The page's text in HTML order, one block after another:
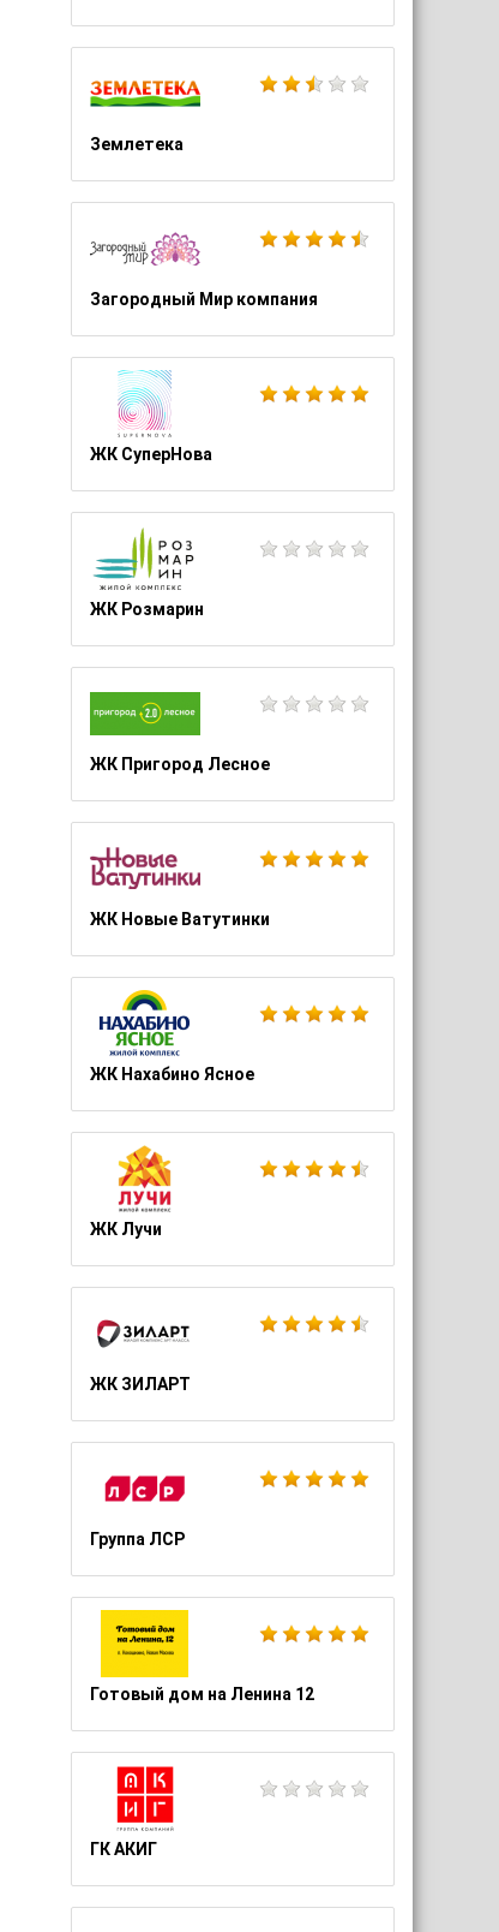
Землетека
Загородный Мир компания
ЖК СуперНова
ЖК Розмарин
ЖК Пригород Лесное
ЖК Новые Ватутинки
ЖК Нахабино Ясное
ЖК Лучи
ЖК ЗИЛАРТ
Группа ЛСР
Готовый дом на Ленина 12
ГК АКИГ